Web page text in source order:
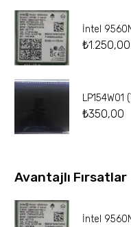
İntel
₺1.250,00
LP154W01
₺350,00
Avantajlı Fırsatlar
İntel